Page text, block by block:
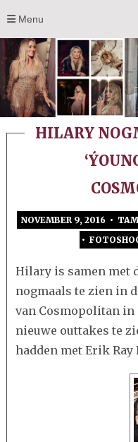
Menu
HILARY
NOVEMBER 9, 2016 •
•
Hilary is samen met
nogmaals te zien in
van Cosmopolitan in
nieuwe outtakes te
hadden met Erik Ray